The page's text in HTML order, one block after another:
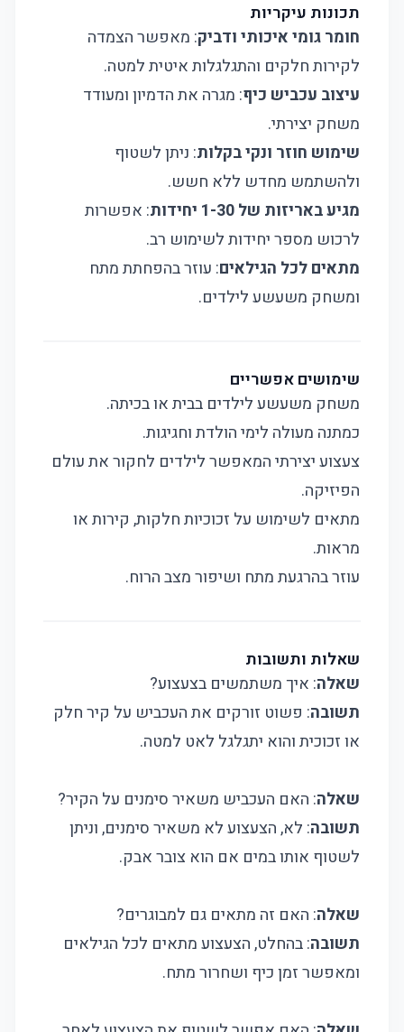
תכונות עיקריות
חומר גומי איכותי ודביק: מאפשר הצמדה
לקירות חלקים והתגלגלות איטית למטה.
עיצוב עכביש כיף: מגרה את הדמיון ומעודד
משחק יצירתי.
שימוש חוזר ונקי בקלות: ניתן לשטוף
ולהשתמש מחדש ללא חשש.
מגיע באריזות של 1-30 יחידות
: אפשרות
לרכוש מספר יחידות לשימוש רב.
מתאים לכל הגילאים: עוזר בהפחתת מתח
ומשחק משעשע לילדים.
שימושים אפשריים
משחק משעשע לילדים בבית או בכיתה.
כמתנה מעולה לימי הולדת וחגיגות.
צעצוע יצירתי המאפשר לילדים לחקור את עולם
הפיזיקה.
מתאים לשימוש על זכוכיות חלקות, קירות או
מראות.
עוזר בהרגעת מתח ושיפור מצב הרוח.
שאלות ותשובות
שאלה: איך משתמשים בצעצוע?
תשובה: פשוט זורקים את העכביש על קיר חלק
או זכוכית והוא יתגלגל לאט למטה.
שאלה: האם העכביש משאיר סימנים על הקיר?
תשובה: לא, הצעצוע לא משאיר סימנים, וניתן
לשטוף אותו במים אם הוא צובר אבק.
שאלה: האם זה מתאים גם למבוגרים?
תשובה: בהחלט, הצעצוע מתאים לכל הגילאים
ומאפשר זמן כיף ושחרור מתח.